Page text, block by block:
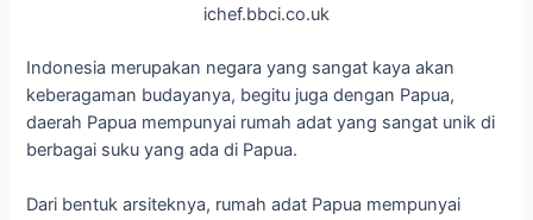
ichef.bbci.co.uk
Indonesia merupakan negara yang sangat kaya akan
keberagaman budayanya, begitu juga dengan Papua,
daerah Papua mempunyai rumah adat yang sangat unik di
berbagai suku yang ada di Papua.
Dari bentuk arsiteknya, rumah adat Papua mempunyai